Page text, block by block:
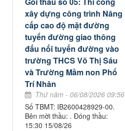
xây dựng công trình Nâng
cấp cao độ mặt đường
tuyến đường giao thông
đấu nối tuyến đường vào
trường THCS Võ Thị Sáu
và Trường Mầm non Phổ
Trí Nhân
Thứ năm - 06/08/2026 09:56
Số TBMT: IB2600428929-00.
Bên mời thầu: . Đóng thầu:
15:30 15/08/26